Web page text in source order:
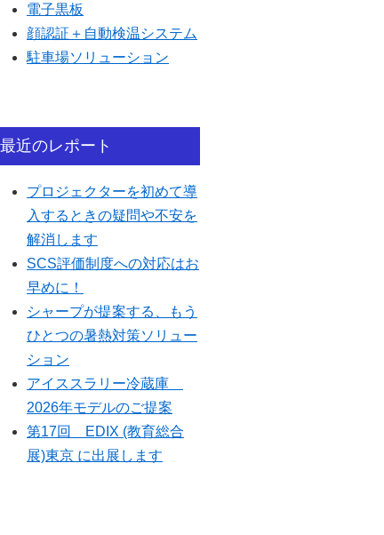
電子黒板
顔認証＋自動検温システム
駐車場ソリューション
最近のレポート
プロジェクターを初めて導
入するときの疑問や不安を
解消します
SCS評価制度への対応はお
早めに！
シャープが提案する、もう
ひとつの暑熱対策ソリュー
ション
アイススラリー冷蔵庫
2026年モデルのご提案
第17回 EDIX (教育総合
展)東京 に出展します